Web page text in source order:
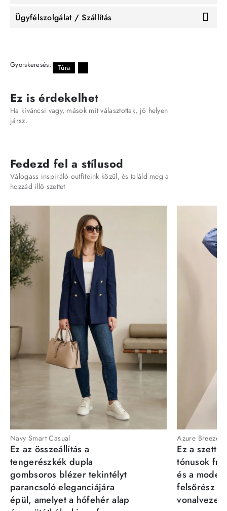
Ügyfélszolgálat / Szállítás
Gyorskeresés: Túra
Ez is érdekelhet
Ha kíváncsi vagy, mások mit választottak, jó helyen
jársz.
Fedezd fel a stílusod
Válogass inspiráló outfiteink közül, és találd meg a
hozzád illő szettet
Navy Smart Casual
Ez az összeállítás a
tengerészkék dupla
gombsoros blézer tekintélyt
parancsoló eleganciájára
épül, amelyet a hófehér alap
Azure Breeze
Ez a szett
tónusok
és a
felsőrész